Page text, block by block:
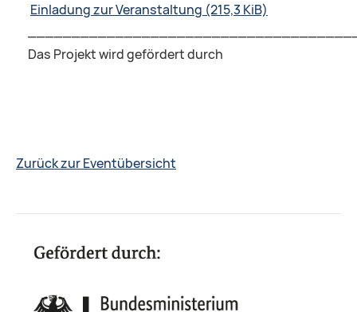
Einladung zur Veranstaltung (215,3 KiB)
Das Projekt wird gefördert durch
Zurück zur Eventübersicht